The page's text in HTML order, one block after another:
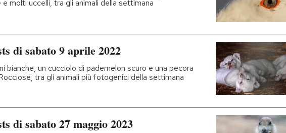
molti uccelli, tra gli animali della settimana
di sabato 9 aprile 2022
bianche, un cucciolo di pademelon scuro e una pecora
tra gli animali più fotogenici della settimana
di sabato 27 maggio 2023